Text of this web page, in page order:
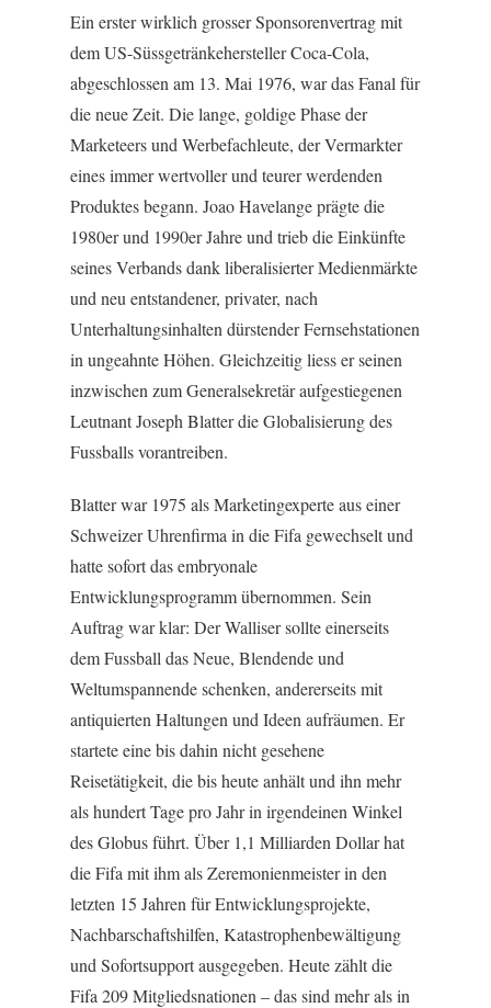
Ein erster wirklich grosser Sponsorenvertrag mit
dem US-Süssgetränkehersteller Coca-Cola,
abgeschlossen am 13. Mai 1976, war das Fanal für
die neue Zeit. Die lange, goldige Phase der
Marketeers und Werbefachleute, der Vermarkter
eines immer wertvoller und teurer werdenden
Produktes begann. Joao Havelange prägte die
1980er und 1990er Jahre und trieb die Einkünfte
seines Verbands dank liberalisierter Medienmärkte
und neu entstandener, privater, nach
Unterhaltungsinhalten dürstender Fernsehstationen
in ungeahnte Höhen. Gleichzeitig liess er seinen
inzwischen zum Generalsekretär aufgestiegenen
Leutnant Joseph Blatter die Globalisierung des
Fussballs vorantreiben.
Blatter war 1975 als Marketingexperte aus einer
Schweizer Uhrenfirma in die Fifa gewechselt und
hatte sofort das embryonale
Entwicklungsprogramm übernommen. Sein
Auftrag war klar: Der Walliser sollte einerseits
dem Fussball das Neue, Blendende und
Weltumspannende schenken, andererseits mit
antiquierten Haltungen und Ideen aufräumen. Er
startete eine bis dahin nicht gesehene
Reisetätigkeit, die bis heute anhält und ihn mehr
als hundert Tage pro Jahr in irgendeinen Winkel
des Globus führt. Über 1,1 Milliarden Dollar hat
die Fifa mit ihm als Zeremonienmeister in den
letzten 15 Jahren für Entwicklungsprojekte,
Nachbarschaftshilfen, Katastrophenbewältigung
und Sofortsupport ausgegeben. Heute zählt die
Fifa 209 Mitgliedsnationen – das sind mehr als in